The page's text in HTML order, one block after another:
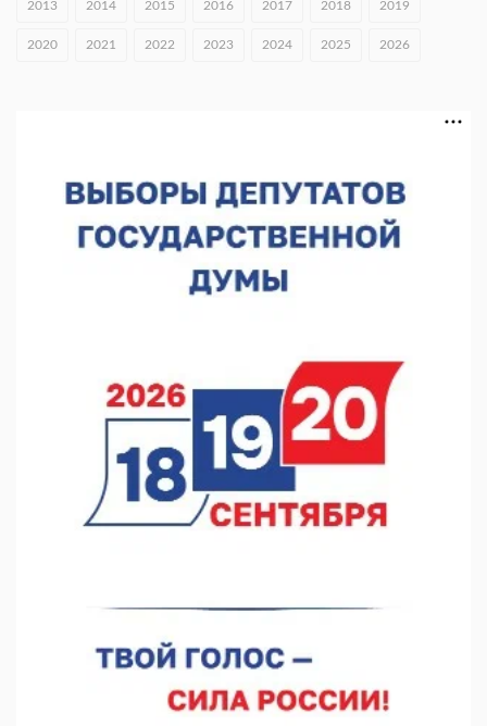
06.08.2026 15:26
Видели ночь, бежали всю ночь... На Нижневолжской
набережной прошел необычный забег
Нижегородские хирурги выполнили трансоральную
операцию на щитовидной железе
06.08.2026 15:03
Более 30 нижегородцев прошли обучение для соцконтракта
06.08.2026 14:46
2013 2014 2015 2016 2017 2018 2019
2020 2021 2022 2023 2024 2025 2026